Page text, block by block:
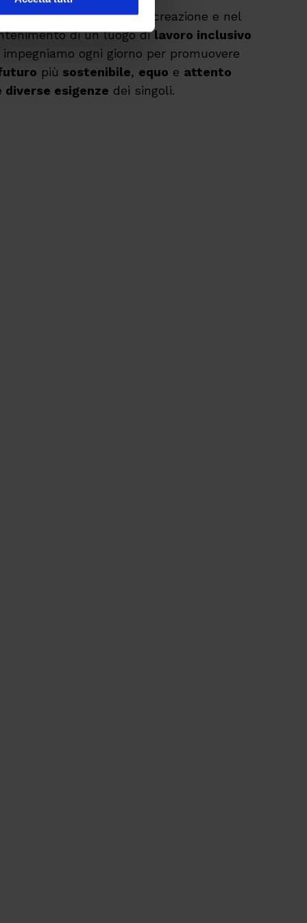
crediamo nella creazione e nel
di un luogo dilavoro inclusivo
impegniamo ogni giorno per promuovere
più sostenibile, equo e attento
diverse esigenze dei singoli.